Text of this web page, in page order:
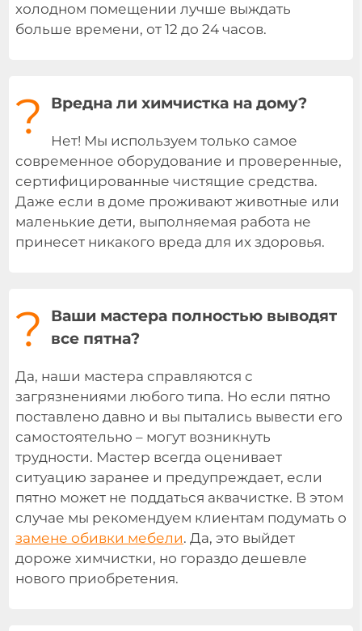
холодном помещении лучше выждать
больше времени, от 12 до 24 часов.
? Вредна ли химчистка на дому?
Нет! Мы используем только самое
современное оборудование и проверенные,
сертифицированные чистящие средства.
Даже если в доме проживают животные или
маленькие дети, выполняемая работа не
принесет никакого вреда для их здоровья.
?
Ваши мастера полностью выводят
все пятна?
Да, наши мастера справляются с
загрязнениями любого типа. Но если пятно
поставлено давно и вы пытались вывести его
самостоятельно – могут возникнуть
трудности. Мастер всегда оценивает
ситуацию заранее и предупреждает, если
пятно может не поддаться аквачистке. В этом
случае мы рекомендуем клиентам подумать о
замене обивки мебели. Да, это выйдет
дороже химчистки, но гораздо дешевле
нового приобретения.